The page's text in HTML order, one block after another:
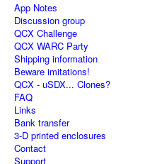
App Notes
Discussion group
QCX Challenge
QCX WARC Party
Shipping information
Beware imitations!
QCX - uSDX... Clones?
FAQ
Links
Bank transfer
3-D printed enclosures
Contact
Support